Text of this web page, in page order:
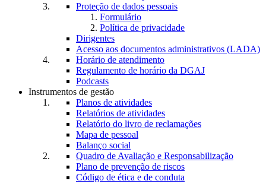
Proteção de dados pessoais
Formulário
Política de privacidade
Dirigentes
Acesso aos documentos administrativos (LADA)
Horário de atendimento
Regulamento de horário da DGAJ
Podcasts
Instrumentos de gestão
Planos de atividades
Relatórios de atividades
Relatório do livro de reclamações
Mapa de pessoal
Balanço social
Quadro de Avaliação e Responsabilização
Plano de prevenção de riscos
Código de ética e de conduta